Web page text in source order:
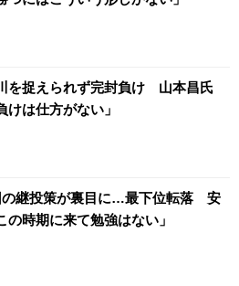
を捉えられず完封負け 山本昌氏
けは仕方がない」
の継投策が裏目に…最下位転落 安
の時期に来て勉強はない」